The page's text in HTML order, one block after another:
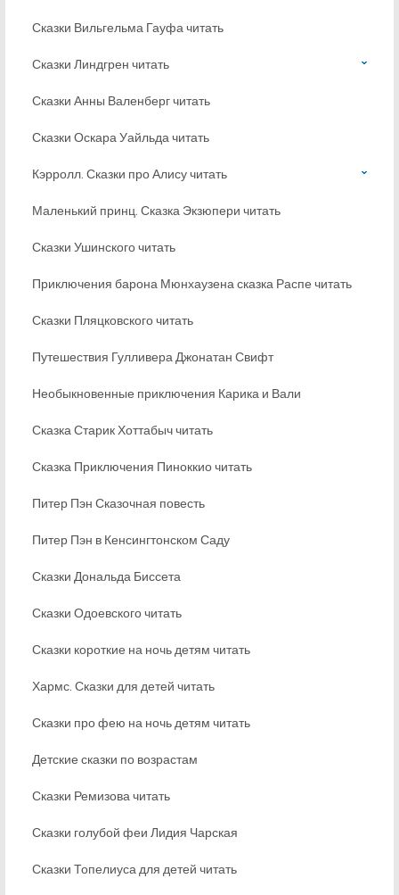
Сказки Вильгельма Гауфа читать
Сказки Линдгрен читать
Сказки Анны Валенберг читать
Сказки Оскара Уайльда читать
Кэрролл. Сказки про Алису читать
Маленький принц. Сказка Экзюпери читать
Сказки Ушинского читать
Приключения барона Мюнхаузена сказка Распе читать
Сказки Пляцковского читать
Путешествия Гулливера Джонатан Свифт
Необыкновенные приключения Карика и Вали
Сказка Старик Хоттабыч читать
Сказка Приключения Пиноккио читать
Питер Пэн Сказочная повесть
Питер Пэн в Кенсингтонском Саду
Сказки Дональда Биссета
Сказки Одоевского читать
Сказки короткие на ночь детям читать
Хармс. Сказки для детей читать
Сказки про фею на ночь детям читать
Детские сказки по возрастам
Сказки Ремизова читать
Сказки голубой феи Лидия Чарская
Сказки Топелиуса для детей читать